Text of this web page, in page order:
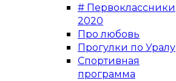
# Первоклассники
2020
Про любовь
Прогулки по Уралу
Спортивная
программа